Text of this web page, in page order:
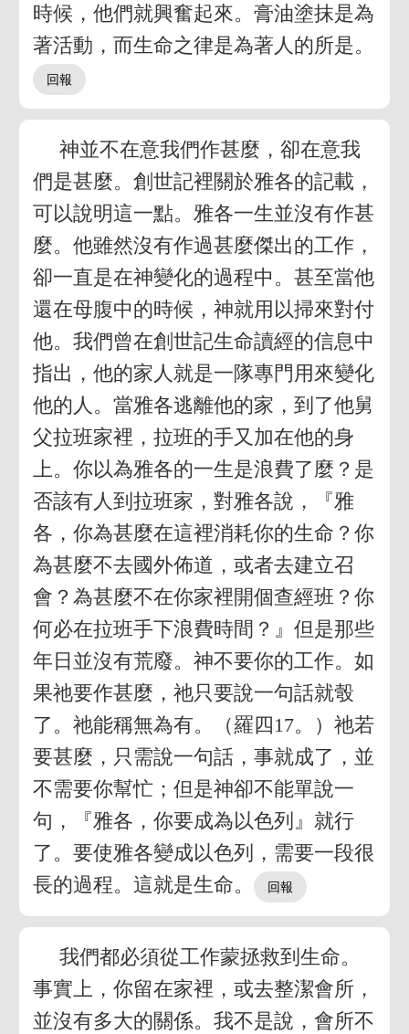
時候，他們就興奮起來。膏油塗抹是為
著活動，而生命之律是為著人的所是。
神並不在意我們作甚麼，卻在意我
們是甚麼。創世記裡關於雅各的記載，
可以說明這一點。雅各一生並沒有作甚
麼。他雖然沒有作過甚麼傑出的工作，
卻一直是在神變化的過程中。甚至當他
還在母腹中的時候，神就用以掃來對付
他。我們曾在創世記生命讀經的信息中
指出，他的家人就是一隊專門用來變化
他的人。當雅各逃離他的家，到了他舅
父拉班家裡，拉班的手又加在他的身
上。你以為雅各的一生是浪費了麼？是
否該有人到拉班家，對雅各說，『雅
各，你為甚麼在這裡消耗你的生命？你
為甚麼不去國外佈道，或者去建立召
會？為甚麼不在你家裡開個查經班？你
何必在拉班手下浪費時間？』但是那些
年日並沒有荒廢。神不要你的工作。如
果祂要作甚麼，祂只要說一句話就彀
了。祂能稱無為有。（羅四17。）祂若
要甚麼，只需說一句話，事就成了，並
不需要你幫忙；但是神卻不能單說一
句，『雅各，你要成為以色列』就行
了。要使雅各變成以色列，需要一段很
長的過程。這就是生命。
我們都必須從工作蒙拯救到生命。
事實上，你留在家裡，或去整潔會所，
並沒有多大的關係。我不是說，會所不